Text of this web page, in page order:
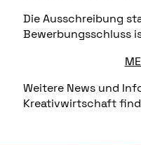
Die Ausschreibung
Bewerbungsschluss
Weitere News und
Kreativwirtschaft